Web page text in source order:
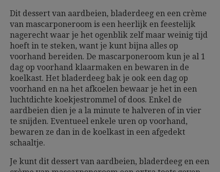
Dit dessert van aardbeien, bladerdeeg en een crème
van mascarponeroom is een heerlijk en feestelijk
nagerecht waar je het ogenblik zelf maar weinig tijd
hoeft in te steken, want je kunt bijna alles op
voorhand bereiden. De mascarponeroom kun je al 1
dag op voorhand klaarmaken en bewaren in de
koelkast. Het bladerdeeg bak je ook een dag op
voorhand en na het afkoelen bewaar je het in een
luchtdichte koekjestrommel of doos. Enkel de
aardbeien dien je a la minute te halveren of in vier
te snijden. Eventueel enkele uren op voorhand,
bewaren ze dan in de koelkast in een afgedekt
schaaltje.
Je kunt dit dessert van aardbeien, bladerdeeg en een